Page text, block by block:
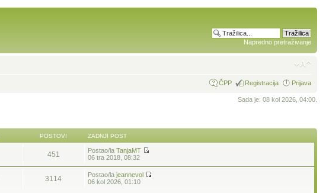
Napredno pretraživanje
ČPP Registracija Prijava
Sada je: 08 kol 2026, 04:00.
POSTOVI ZADNJI POST
451 Postao/laTanjaMT
06 tra 2018, 08:32
3114 Postao/lajeannevol
06 kol 2026, 01:10